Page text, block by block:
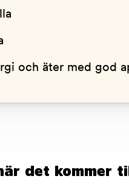
och äter med god
det kommer